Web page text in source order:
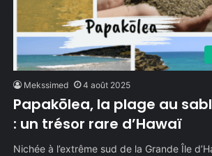
Mekssimed 4 août 2025
Papakōlea, la plage au
: un trésor rare d’Hawaï
Nichée à l’extrême sud de la Grande Île